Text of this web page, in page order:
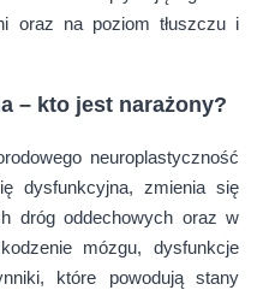
oraz na poziom tłuszczu i
– kto jest narażony?
neuroplastyczność
dysfunkcyjna, zmienia się
dróg oddechowych oraz w
mózgu, dysfunkcje
które powodują stany